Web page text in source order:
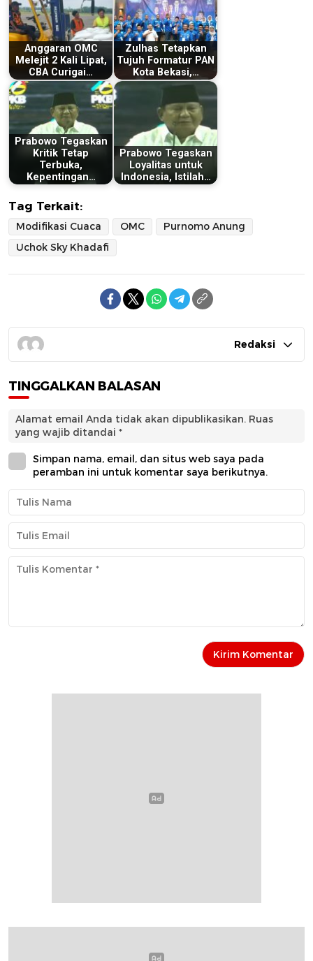
Anggaran OMC
Melejit 2 Kali Lipat,
CBA Curigai…
Zulhas Tetapkan
Tujuh Formatur PAN
Kota Bekasi,…
Prabowo Tegaskan
Kritik Tetap
Terbuka,
Kepentingan…
Prabowo Tegaskan
Loyalitas untuk
Indonesia, Istilah…
Tag Terkait:
Modifikasi Cuaca OMC
Purnomo Anung
Uchok Sky Khadafi
Redaksi
TINGGALKAN BALASAN
Alamat email Anda tidak akan dipublikasikan. Ruas
yang wajib ditandai *
Simpan nama, email, dan situs web saya pada
peramban ini untuk komentar saya berikutnya.